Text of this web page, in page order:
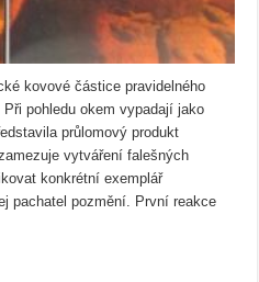
kovové částice pravidelného
pohledu okem vypadají jako
průlomový produkt
vytváření falešných
konkrétní exemplář
pachatel pozmění. První reakce